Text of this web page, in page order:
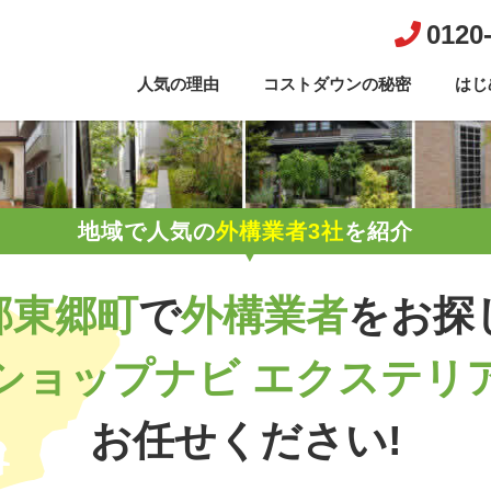
人気の理由 コストダウンの秘密 は
地域で人気の外構業者3社を紹介
東郷町で外構業者をお探
ョップナビ エクステリ
お任せください!